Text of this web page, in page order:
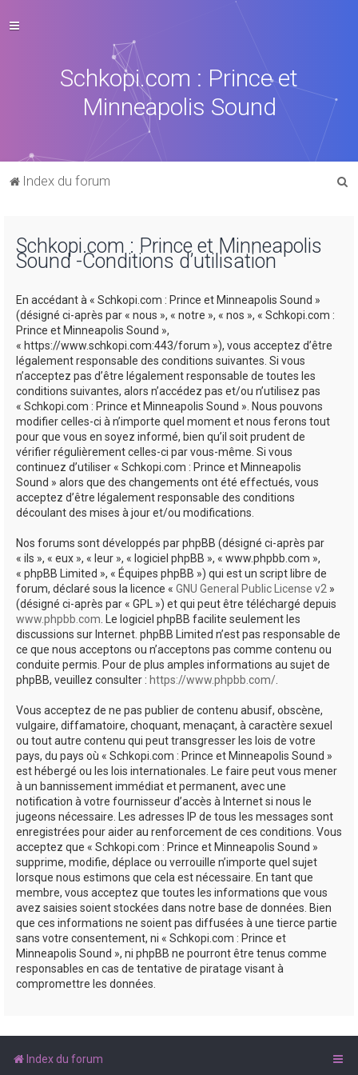
Schkopi.com : Prince et
Minneapolis Sound
Index du forum
Schkopi.com : Prince et Minneapolis
Sound -Conditions d’utilisation
En accédant à « Schkopi.com : Prince et Minneapolis Sound »
(désigné ci-après par « nous », « notre », « nos », « Schkopi.com :
Prince et Minneapolis Sound »,
« https://www.schkopi.com:443/forum »), vous acceptez d’être
légalement responsable des conditions suivantes. Si vous
n’acceptez pas d’être légalement responsable de toutes les
conditions suivantes, alors n’accédez pas et/ou n’utilisez pas
« Schkopi.com : Prince et Minneapolis Sound ». Nous pouvons
modifier celles-ci à n’importe quel moment et nous ferons tout
pour que vous en soyez informé, bien qu’il soit prudent de
vérifier régulièrement celles-ci par vous-même. Si vous
continuez d’utiliser « Schkopi.com : Prince et Minneapolis
Sound » alors que des changements ont été effectués, vous
acceptez d’être légalement responsable des conditions
découlant des mises à jour et/ou modifications.
Nos forums sont développés par phpBB (désigné ci-après par
« ils », « eux », « leur », « logiciel phpBB », « www.phpbb.com »,
« phpBB Limited », « Équipes phpBB ») qui est un script libre de
forum, déclaré sous la licence « GNU General Public License v2 »
(désigné ci-après par « GPL ») et qui peut être téléchargé depuis
www.phpbb.com . Le logiciel phpBB facilite seulement les
discussions sur Internet. phpBB Limited n’est pas responsable de
ce que nous acceptons ou n’acceptons pas comme contenu ou
conduite permis. Pour de plus amples informations au sujet de
phpBB, veuillez consulter : https://www.phpbb.com/
Vous acceptez de ne pas publier de contenu abusif, obscène,
vulgaire, diffamatoire, choquant, menaçant, à caractère sexuel
ou tout autre contenu qui peut transgresser les lois de votre
pays, du pays où « Schkopi.com : Prince et Minneapolis Sound »
est hébergé ou les lois internationales. Le faire peut vous mener
à un bannissement immédiat et permanent, avec une
notification à votre fournisseur d’accès à Internet si nous le
jugeons nécessaire. Les adresses IP de tous les messages sont
enregistrées pour aider au renforcement de ces conditions. Vous
acceptez que « Schkopi.com : Prince et Minneapolis Sound »
supprime, modifie, déplace ou verrouille n’importe quel sujet
lorsque nous estimons que cela est nécessaire. En tant que
membre, vous acceptez que toutes les informations que vous
avez saisies soient stockées dans notre base de données. Bien
que ces informations ne soient pas diffusées à une tierce partie
sans votre consentement, ni « Schkopi.com : Prince et
Minneapolis Sound », ni phpBB ne pourront être tenus comme
responsables en cas de tentative de piratage visant à
compromettre les données.
Index du forum